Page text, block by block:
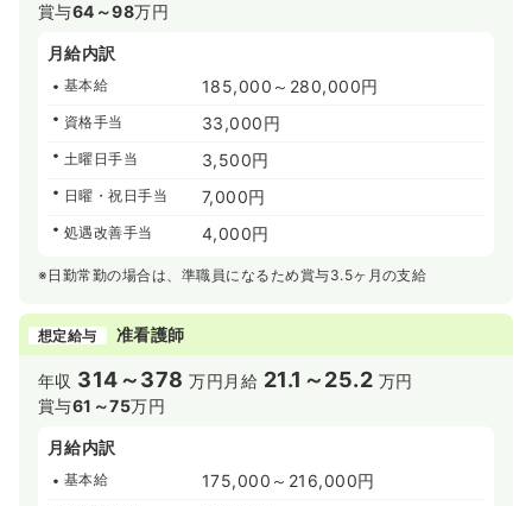
賞与64～98万円
月給内訳
基本給 185,000～280,000円
資格手当 33,000円
土曜日手当 3,500円
日曜・祝日手当 7,000円
処遇改善手当 4,000円
※日勤常勤の場合は、準職員になるため賞与3.5ヶ月の支給
想定給与 准看護師
年収 314～378 万円 月給 21.1～25.2 万円
賞与61～75万円
月給内訳
基本給 175,000～216,000円